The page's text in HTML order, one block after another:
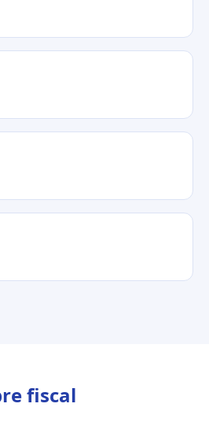
fiscal